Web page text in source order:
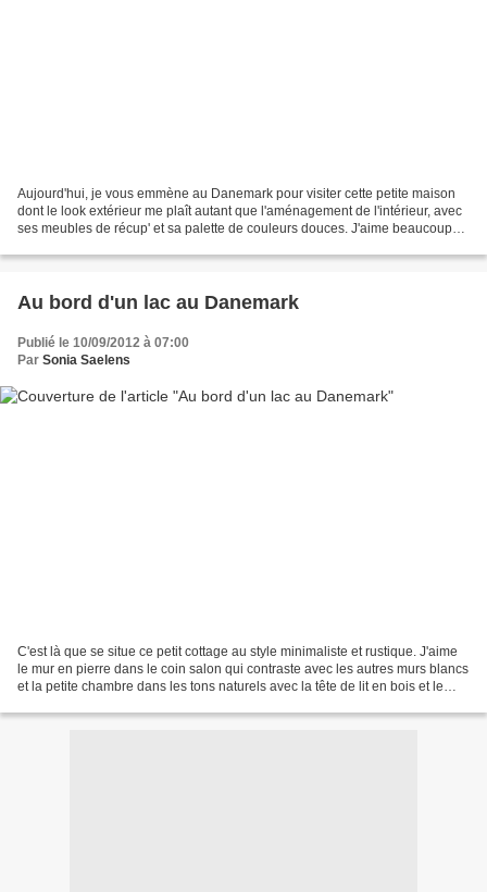
Aujourd'hui, je vous emmène au Danemark pour visiter cette petite maison
dont le look extérieur me plaît autant que l'aménagement de l'intérieur, avec
ses meubles de récup' et sa palette de couleurs douces. J'aime beaucoup
Au bord d'un lac au Danemark
Publié le 10/09/2012 à 07:00
Par Sonia Saelens
C'est là que se situe ce petit cottage au style minimaliste et rustique. J'aime
le mur en pierre dans le coin salon qui contraste avec les autres murs blancs
et la petite chambre dans les tons naturels avec la tête de lit en bois et le